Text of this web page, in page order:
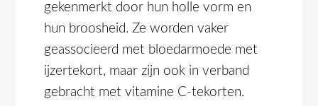
gekenmerkt door hun holle vorm en
hun broosheid. Ze worden vaker
geassocieerd met bloedarmoede met
ijzertekort, maar zijn ook in verband
gebracht met vitamine C-tekorten.